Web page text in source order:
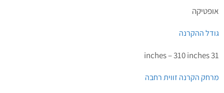
אופטיקה
גודל ההקרנה
31 inches – 310 inches
מרחק הקרנה זווית רחבה